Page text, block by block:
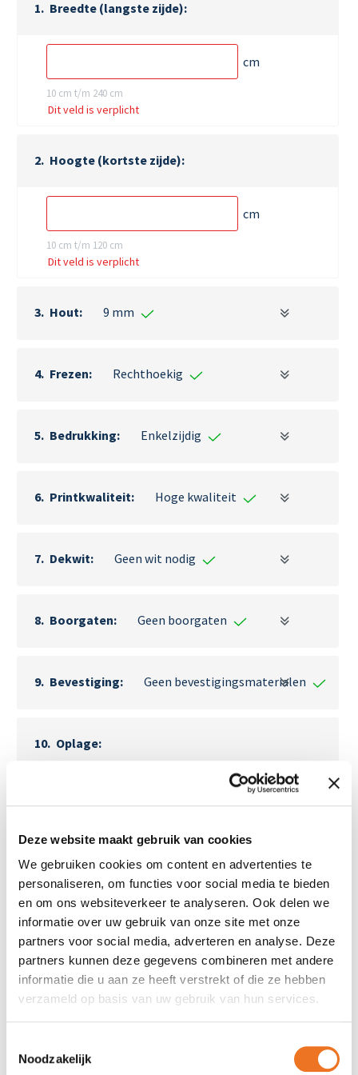
Deze website maakt gebruik van cookies
We gebruiken cookies om content en advertenties te
personaliseren, om functies voor social media te bieden
en om ons websiteverkeer te analyseren. Ook delen we
informatie over uw gebruik van onze site met onze
partners voor social media, adverteren en analyse. Deze
partners kunnen deze gegevens combineren met andere
informatie die u aan ze heeft verstrekt of die ze hebben
verzameld op basis van uw gebruik van hun services.
Noodzakelijk
Breedte (langste zijde)
cm
10 cm t/m 240 cm
Dit veld is verplicht
Hoogte (kortste zijde)
cm
10 cm t/m 120 cm
Dit veld is verplicht
Hout 9 mm
Frezen Rechthoekig
Bedrukking Enkelzijdig
Printkwaliteit Hoge kwaliteit
Dekwit Geen wit nodig
Boorgaten Geen boorgaten
Bevestiging Geen bevestigingsmaterialen
Oplage
2
5 € 22,50
10 € 27,50
Anders, nl.
Grote oplage of project?